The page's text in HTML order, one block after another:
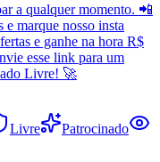
a qualquer momento. 📲
e marque nosso insta
e ganhe na hora R$
esse link para um
Livre! 🚀
Livre
Patrocinado